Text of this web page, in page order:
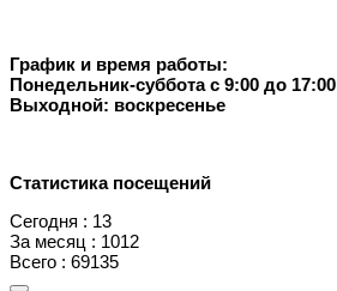
График и время работы:
Понедельник-суббота с 9:00 до 17:00
Выходной: воскресенье
Статистика посещений
Сегодня : 13
За месяц : 1012
Всего : 69135